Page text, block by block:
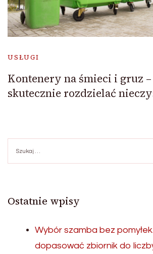
USŁUGI
Kontenery na śmieci i gruz
skutecznie rozdzielać
Ostatnie wpisy
Wybór szamba bez
dopasować zbiornik do